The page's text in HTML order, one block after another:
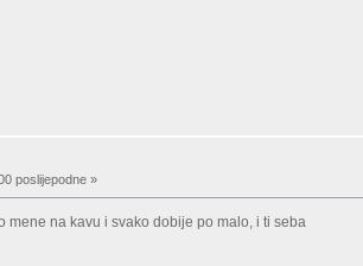
poslijepodne »
na kavu i svako dobije po malo, i ti seba